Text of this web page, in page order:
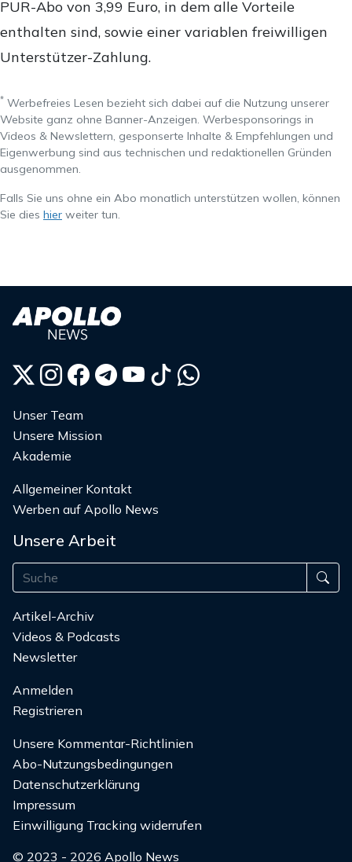
PUR-Abo von 3,99 Euro, in dem alle Vorteile
enthalten sind, sowie einer variablen freiwilligen
Unterstützer-Zahlung.
* Werbefreies Lesen bezieht sich dabei auf die Nutzung unserer
Website ganz ohne Banner-Anzeigen. Werbesponsorings in
Videos & Newslettern, gesponserte Inhalte & Empfehlungen und
Eigenwerbung sind aus technischen und redaktionellen Gründen
ausgenommen.
Falls Sie uns ohne ein Abo monatlich unterstützen wollen, können
Sie dies hier weiter tun.
Unser Team
Unsere Mission
Akademie
Allgemeiner Kontakt
Werben auf Apollo News
Unsere Arbeit
Artikel-Archiv
Videos & Podcasts
Newsletter
Anmelden
Registrieren
Unsere Kommentar-Richtlinien
Abo-Nutzungsbedingungen
Datenschutzerklärung
Impressum
Einwilligung Tracking widerrufen
© 2023 - 2026 Apollo News